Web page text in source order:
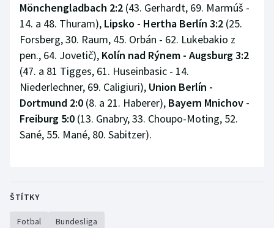
Mönchengladbach 2:2 (43. Gerhardt, 69. Marmúš -
14. a 48. Thuram), Lipsko - Hertha Berlín 3:2 (25.
Forsberg, 30. Raum, 45. Orbán - 62. Lukebakio z
pen., 64. Jovetič), Kolín nad Rýnem - Augsburg 3:2
(47. a 81 Tigges, 61. Huseinbasic - 14.
Niederlechner, 69. Caligiuri), Union Berlín -
Dortmund 2:0 (8. a 21. Haberer), Bayern Mnichov -
Freiburg 5:0 (13. Gnabry, 33. Choupo-Moting, 52.
Sané, 55. Mané, 80. Sabitzer).
ŠTÍTKY
Fotbal Bundesliga